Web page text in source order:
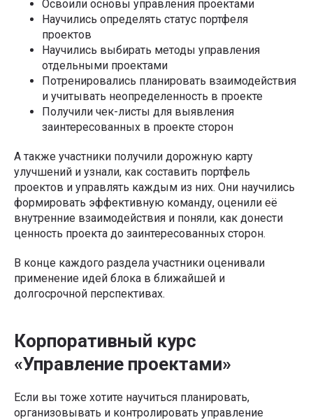
Освоили основы управления проектами
Научились определять статус портфеля
проектов
Научились выбирать методы управления
отдельными проектами
Потренировались планировать взаимодействия
и учитывать неопределенность в проекте
Получили чек-листы для выявления
заинтересованных в проекте сторон
А также участники получили дорожную карту
улучшений и узнали, как составить портфель
проектов и управлять каждым из них. Они научились
формировать эффективную команду, оценили её
внутренние взаимодействия и поняли, как донести
ценность проекта до заинтересованных сторон.
В конце каждого раздела участники оценивали
применение идей блока в ближайшей и
долгосрочной перспективах.
Корпоративный курс
«Управление проектами»
Если вы тоже хотите научиться планировать,
организовывать и контролировать управление